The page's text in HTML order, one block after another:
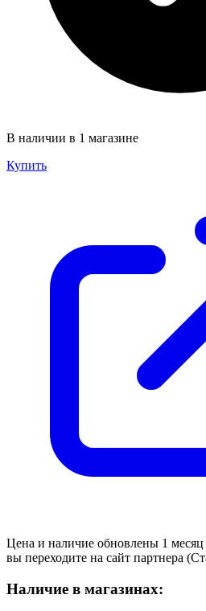
В наличии в 1 магазине
Купить
Цена и наличие обновлены 1
вы переходите на сайт партнера
Наличие в магазинах: